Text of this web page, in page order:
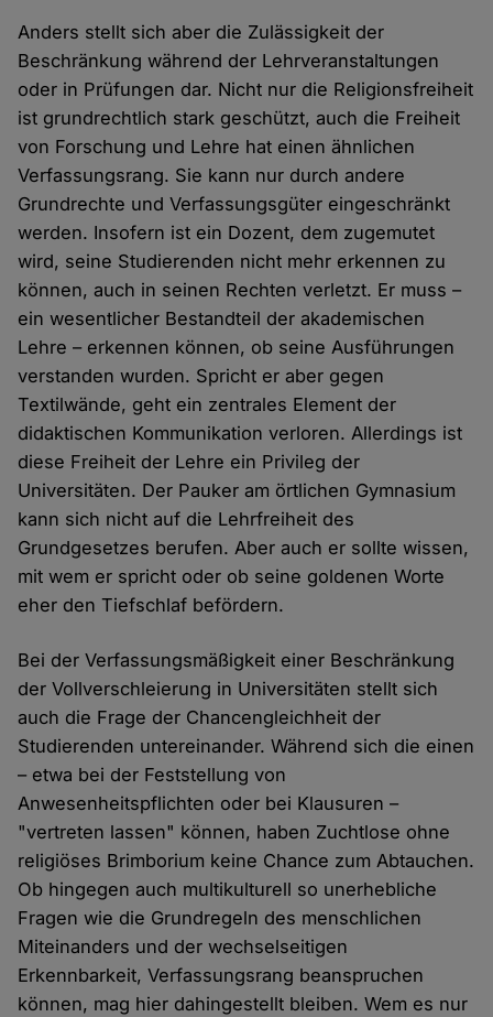
Anders stellt sich aber die Zulässigkeit der
Beschränkung während der Lehrveranstaltungen
oder in Prüfungen dar. Nicht nur die Religionsfreiheit
ist grundrechtlich stark geschützt, auch die Freiheit
von Forschung und Lehre hat einen ähnlichen
Verfassungsrang. Sie kann nur durch andere
Grundrechte und Verfassungsgüter eingeschränkt
werden. Insofern ist ein Dozent, dem zugemutet
wird, seine Studierenden nicht mehr erkennen zu
können, auch in seinen Rechten verletzt. Er muss –
ein wesentlicher Bestandteil der akademischen
Lehre – erkennen können, ob seine Ausführungen
verstanden wurden. Spricht er aber gegen
Textilwände, geht ein zentrales Element der
didaktischen Kommunikation verloren. Allerdings ist
diese Freiheit der Lehre ein Privileg der
Universitäten. Der Pauker am örtlichen Gymnasium
kann sich nicht auf die Lehrfreiheit des
Grundgesetzes berufen. Aber auch er sollte wissen,
mit wem er spricht oder ob seine goldenen Worte
eher den Tiefschlaf befördern.
Bei der Verfassungsmäßigkeit einer Beschränkung
der Vollverschleierung in Universitäten stellt sich
auch die Frage der Chancengleichheit der
Studierenden untereinander. Während sich die einen
– etwa bei der Feststellung von
Anwesenheitspflichten oder bei Klausuren –
"vertreten lassen" können, haben Zuchtlose ohne
religiöses Brimborium keine Chance zum Abtauchen.
Ob hingegen auch multikulturell so unerhebliche
Fragen wie die Grundregeln des menschlichen
Miteinanders und der wechselseitigen
Erkennbarkeit, Verfassungsrang beanspruchen
können, mag hier dahingestellt bleiben. Wem es nur